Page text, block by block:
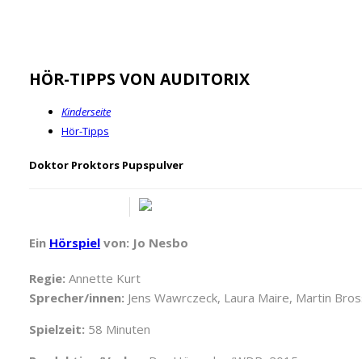
HÖR-TIPPS VON AUDITORIX
Kinderseite
Hör-Tipps
Doktor Proktors Pupspulver
Ein Hörspiel von: Jo Nesbo
Regie: Annette Kurt
Sprecher/innen: Jens Wawrczeck, Laura Maire, Martin
Spielzeit: 58 Minuten